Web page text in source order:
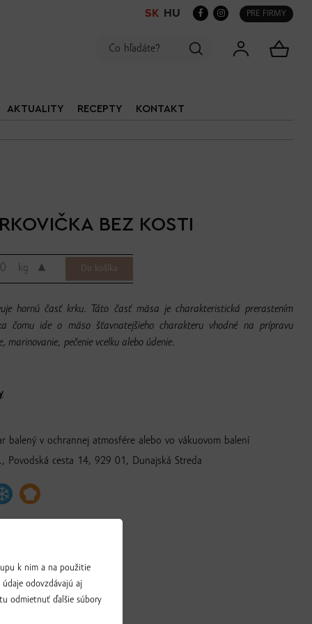
PRE FIRMY
SK HU
AKTUALITY RECEPTY KONTAKT
BEZ KOSTI
kg ▲
hornú časť krku. Táto časť mäsa je charakteristická prerastením
čomu ide o mäso šťavnatejšieho charakteru vhodné na prípravu
marinovanie, pečenie vcelku alebo údenie.
balený v ochrannej atmosfére alebo vo vákuovom balení
Povodská cesta 14, 929 01, Dunajská Streda
k nim a na použitie
odovzdávajú aj
odmietnuť ďalšie súbory